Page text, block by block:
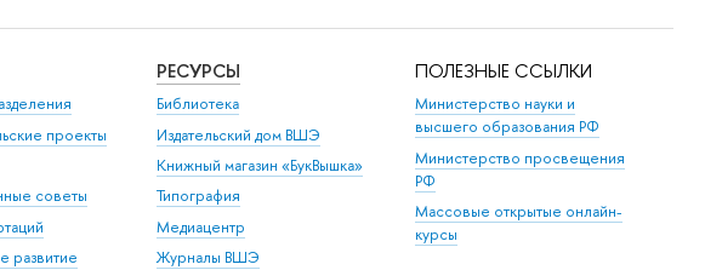
проекты
советы
развитие
РЕСУРСЫ
Библиотека
Издательский дом ВШЭ
Книжный магазин «БукВышка»
Типография
Медиацентр
Журналы ВШЭ
ПОЛЕЗНЫЕ ССЫЛКИ
Министерство науки и
высшего образования РФ
Министерство просвещения
РФ
Массовые открытые онлайн-
курсы